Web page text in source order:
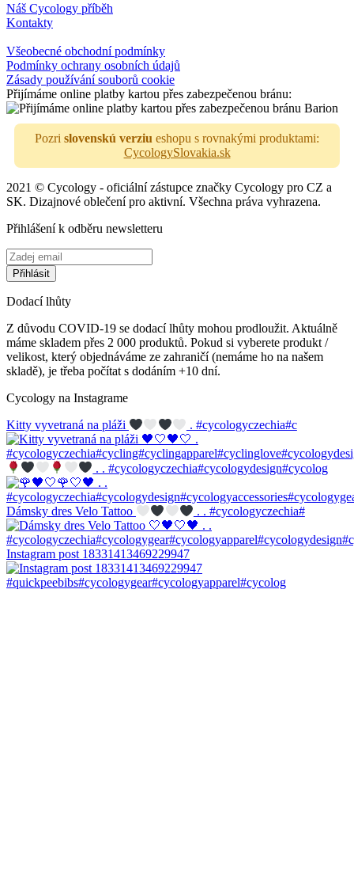
Náš Cycology příběh
Kontakty
Všeobecné obchodní podmínky
Podmínky ochrany osobních údajů
Zásady používání souborů cookie
Přijímáme online platby kartou přes zabezpečenou bránu:
Pozri slovenskú verziu eshopu s rovnakými produktami:
CycologySlovakia.sk
2021 © Cycology - oficiální zástupce značky Cycology pro CZ a
SK. Dizajnové oblečení pro aktivní. Všechna práva vyhrazena.
Přihlášení k odběru newsletteru
Dodací lhůty
Z důvodu COVID-19 se dodací lhůty mohou prodloužit. Aktuálně
máme skladem přes 2 000 produktů. Pokud si vyberete produkt /
velikost, který objednáváme ze zahraničí (nemáme ho na našem
skladě), je třeba počítat s dodáním +10 dní.
Cycology na Instagrame
Kitty vyvetraná na pláži . #cycologyczechia#c
. . #cycologyczechia#cycologydesign#cycolog
Dámsky dres Velo Tattoo . . #cycologyczechia#
Instagram post 18331413469229947
#quickpeebibs#cycologygear#cycologyapparel#cycolog